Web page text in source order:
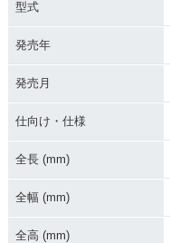
型式
発売年
発売月
仕向け・仕様
全長 (mm)
全幅 (mm)
全高 (mm)